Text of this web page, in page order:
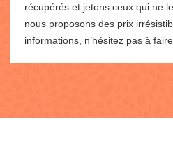
récupérés et jetons ceux qui ne
nous proposons des prix
informations, n’hésitez pas à